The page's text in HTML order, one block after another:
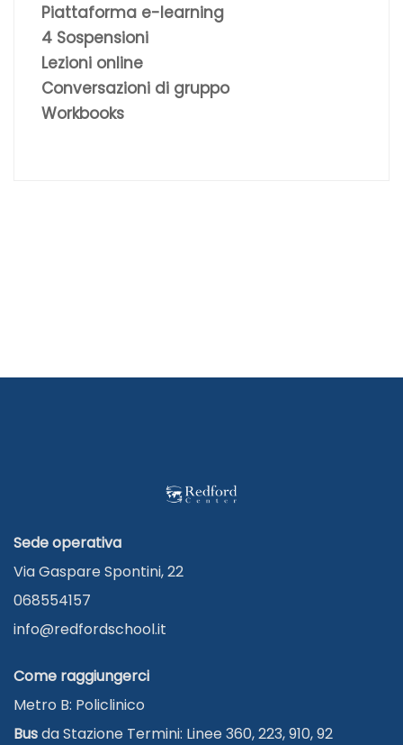
Piattaforma e-learning
4 Sospensioni
Lezioni online
Conversazioni di gruppo
Workbooks
Sede operativa
Via Gaspare Spontini, 22
068554157
info@redfordschool.it
Come raggiungerci
Metro B: Policlinico
Busda Stazione Termini: Linee 360, 223, 910, 92